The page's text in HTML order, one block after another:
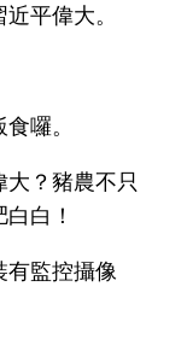
平偉大。
囉。
？豬農不只
白！
有監控攝像